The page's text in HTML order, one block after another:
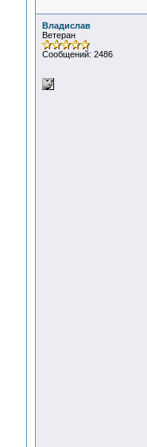
Владислав
Ветеран
Сообщений: 2486